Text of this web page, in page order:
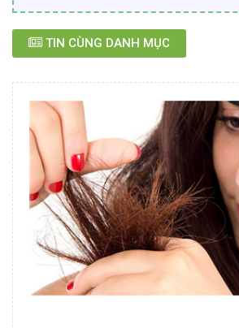
TIN CÙNG DANH MỤC